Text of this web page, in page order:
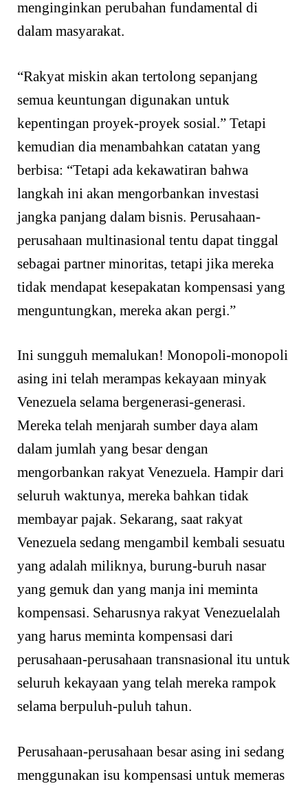
menginginkan perubahan fundamental di
dalam masyarakat.
“Rakyat miskin akan tertolong sepanjang
semua keuntungan digunakan untuk
kepentingan proyek-proyek sosial.” Tetapi
kemudian dia menambahkan catatan yang
berbisa: “Tetapi ada kekawatiran bahwa
langkah ini akan mengorbankan investasi
jangka panjang dalam bisnis. Perusahaan-
perusahaan multinasional tentu dapat tinggal
sebagai partner minoritas, tetapi jika mereka
tidak mendapat kesepakatan kompensasi yang
menguntungkan, mereka akan pergi.”
Ini sungguh memalukan! Monopoli-monopoli
asing ini telah merampas kekayaan minyak
Venezuela selama bergenerasi-generasi.
Mereka telah menjarah sumber daya alam
dalam jumlah yang besar dengan
mengorbankan rakyat Venezuela. Hampir dari
seluruh waktunya, mereka bahkan tidak
membayar pajak. Sekarang, saat rakyat
Venezuela sedang mengambil kembali sesuatu
yang adalah miliknya, burung-buruh nasar
yang gemuk dan yang manja ini meminta
kompensasi. Seharusnya rakyat Venezuelalah
yang harus meminta kompensasi dari
perusahaan-perusahaan transnasional itu untuk
seluruh kekayaan yang telah mereka rampok
selama berpuluh-puluh tahun.
Perusahaan-perusahaan besar asing ini sedang
menggunakan isu kompensasi untuk memeras